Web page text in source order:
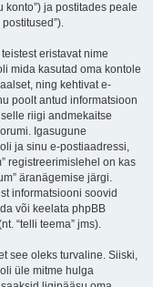
konto”) ja postitades peale
eristavat nime
mida kasutad oma kontole
ning kehtivat e-
poolt antud informatsioon
riigi andmekaitse
Igasugune
ja sinu e-postiaadressi,
registreerimislehel on kas
äranägemise järgi.
informatsiooni soovid
või keelata phpBB
“telli teema” jms).
see oleks turvaline. Siiski,
üle mitme hulga